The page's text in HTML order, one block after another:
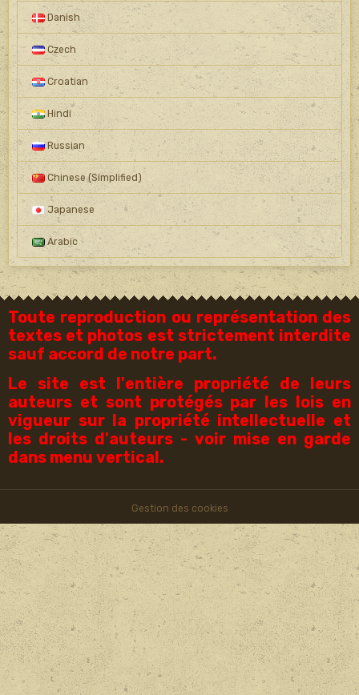
Danish
Czech
Croatian
Hindi
Russian
Chinese (Simplified)
Japanese
Arabic
Toute reproduction ou représentation des
textes et photos est strictement interdite
sauf accord de notre part.
Le site est l'entière propriété de leurs
auteurs et sont protégés par les lois en
vigueur sur la propriété intellectuelle et
les droits d'auteurs - voir mise en garde
dans menu vertical.
Gestion des cookies